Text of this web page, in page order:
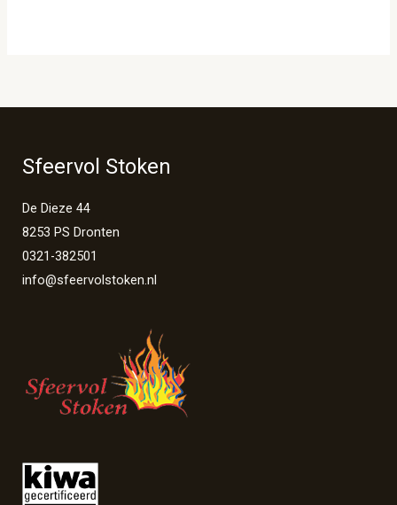
Sfeervol Stoken
De Dieze 44
8253 PS Dronten
0321-382501
info@sfeervolstoken.nl